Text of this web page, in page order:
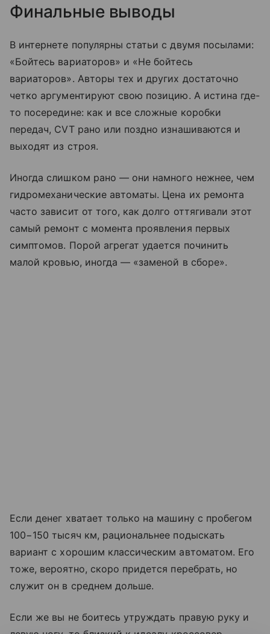
Финальные выводы
В интернете популярны статьи с двумя посылами:
«Бойтесь вариаторов» и «Не бойтесь
вариаторов». Авторы тех и других достаточно
четко аргументируют свою позицию. А истина где-
то посередине: как и все сложные коробки
передач, CVT рано или поздно изнашиваются и
выходят из строя.
Иногда слишком рано — они намного нежнее, чем
гидромеханические автоматы. Цена их ремонта
часто зависит от того, как долго оттягивали этот
самый ремонт с момента проявления первых
симптомов. Порой агрегат удается починить
малой кровью, иногда — «заменой в сборе».
Если денег хватает только на машину с пробегом
100−150 тысяч км, рациональнее подыскать
вариант с хорошим классическим автоматом. Его
тоже, вероятно, скоро придется перебрать, но
служит он в среднем дольше.
Если же вы не боитесь утруждать правую руку и